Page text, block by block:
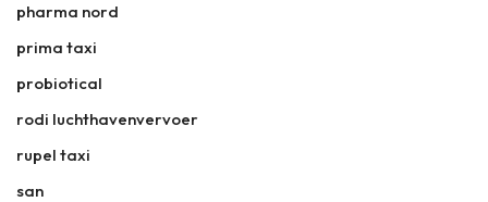
pharma nord
prima taxi
probiotical
rodi luchthavenvervoer
rupel taxi
san